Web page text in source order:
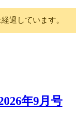
過しています。
年9月号